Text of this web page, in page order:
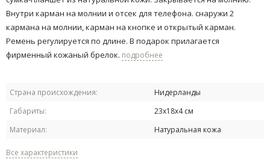
Внутри карман на молнии и отсек для телефона. снаружи 2
кармана на молнии, карман на кнопке и открытый карман.
Ремень регулируется по длине. В подарок прилагается
фирменный кожаный брелок. подробнее
Страна происхождения:
Нидерланды
Габариты:
23х18х4 см
Материал:
Натуральная кожа
Все характеристики